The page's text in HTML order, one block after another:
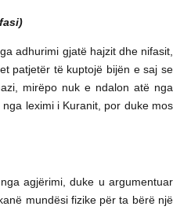
adhurimi gjatë hajzit dhe nifasit,
patjetër të kuptojë bijën e saj se
mirëpo nuk e ndalon atë nga
leximi i Kuranit, por duke mos
agjërimi, duke u argumentuar
mundësi fizike për ta bërë një